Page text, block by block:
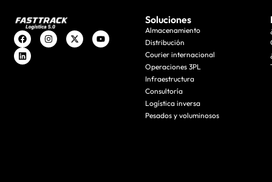
Soluciones
Almacenamiento
Distribución
Courier internacional
Operaciones 3PL
Infraestructura
Consultoría
Logística inversa
Pesados y voluminosos